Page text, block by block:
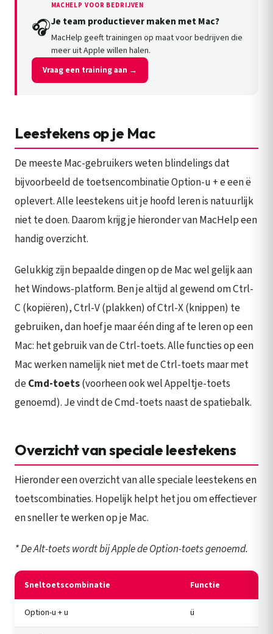
🎧
MACHELP VOOR BEDRIJVEN
Je team productiever maken met Mac?
MacHelp geeft trainingen op maat voor bedrijven die
meer uit Apple willen halen.
Vraag een training aan →
Leestekens op je Mac
De meeste Mac-gebruikers weten blindelings dat
bijvoorbeeld de toetsencombinatie Option-u + e een ë
oplevert. Alle leestekens uit je hoofd leren is natuurlijk
niet te doen. Daarom krijg je hieronder van MacHelp een
handig overzicht.
Gelukkig zijn bepaalde dingen op de Mac wel gelijk aan
het Windows-platform. Ben je altijd al gewend om Ctrl-
C (kopiëren), Ctrl-V (plakken) of Ctrl-X (knippen) te
gebruiken, dan hoef je maar één ding af te leren op een
Mac: het gebruik van de Ctrl-toets. Alle functies op een
Mac werken namelijk niet met de Ctrl-toets maar met
deCmd-toets(voorheen ook wel Appeltje-toets
genoemd). Je vindt de Cmd-toets naast de spatiebalk.
Overzicht van speciale leestekens
Hieronder een overzicht van alle speciale leestekens en
toetscombinaties. Hopelijk helpt het jou om effectiever
en sneller te werken op je Mac.
* De Alt-toets wordt bij Apple de Option-toets genoemd.
Sneltoetscombinatie Functie
Option-u + u ü